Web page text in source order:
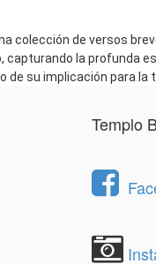
colección de versos
la profunda
su implicación para
Templo